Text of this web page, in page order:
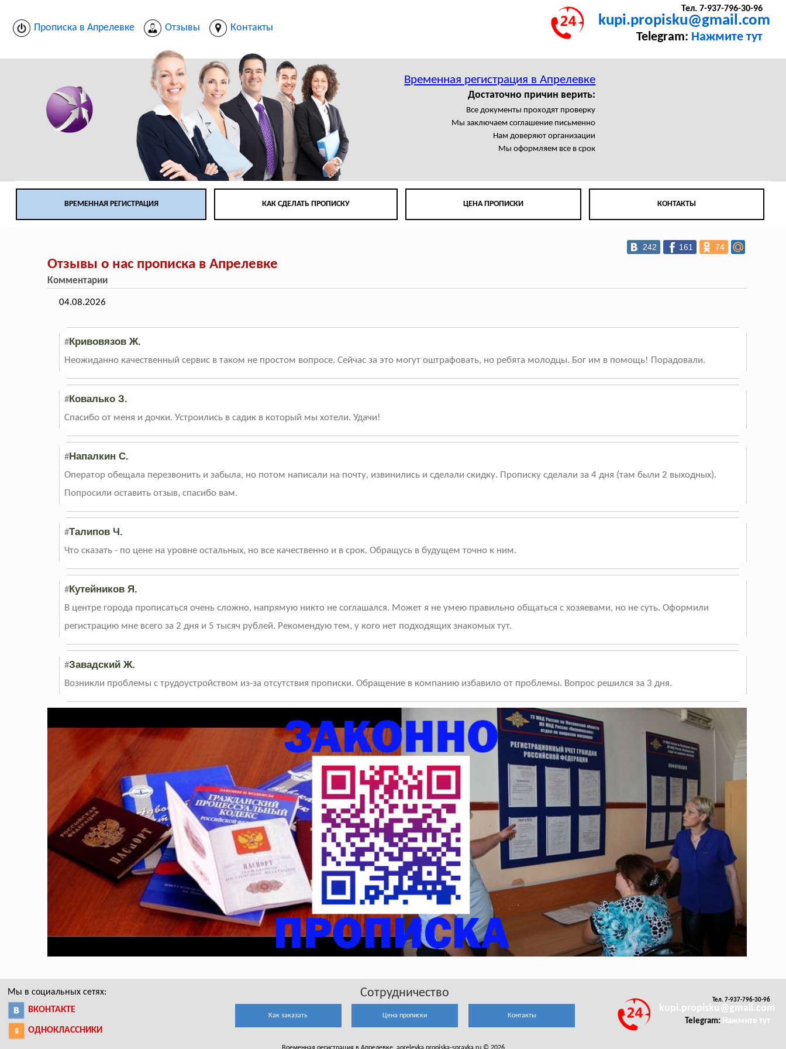
Прописка в Апрелевке Отзывы Контакты
Тел. 7-937-796-30-96
kupi.propisku@gmail.com
Telegram: Нажмите тут
Временная регистрация в Апрелевке
Достаточно причин верить:
Все документы проходят проверку
Мы заключаем соглашение письменно
Нам доверяют организации
Мы оформляем все в срок
ВРЕМЕННАЯ РЕГИСТРАЦИЯ КАК СДЕЛАТЬ ПРОПИСКУ ЦЕНА ПРОПИСКИ КОНТАКТЫ
242 161 74
Отзывы о нас прописка в Апрелевке
Комментарии
04.08.2026
#Кривовязов Ж.
Неожиданно качественный сервис в таком не простом вопросе. Сейчас за это могут оштрафовать, но ребята молодцы. Бог им в помощь! Порадовали.
#Ковалько З.
Спасибо от меня и дочки. Устроились в садик в который мы хотели. Удачи!
#Напалкин С.
Оператор обещала перезвонить и забыла, но потом написали на почту, извинились и сделали скидку. Прописку сделали за 4 дня (там были 2 выходных).
Попросили оставить отзыв, спасибо вам.
#Талипов Ч.
Что сказать - по цене на уровне остальных, но все качественно и в срок. Обращусь в будущем точно к ним.
#Кутейников Я.
В центре города прописаться очень сложно, напрямую никто не соглашался. Может я не умею правильно общаться с хозяевами, но не суть. Оформили
регистрацию мне всего за 2 дня и 5 тысяч рублей. Рекомендую тем, у кого нет подходящих знакомых тут.
#Завадский Ж.
Возникли проблемы с трудоустройством из-за отсутствия прописки. Обращение в компанию избавило от проблемы. Вопрос решился за 3 дня.
Мы в социальных сетях:
ВКОНТАКТЕ
ОДНОКЛАССНИКИ
Сотрудничество
Как заказать Цена прописки Контакты
Тел. 7-937-796-30-96
kupi.propisku@gmail.com
Telegram: Нажмите тут